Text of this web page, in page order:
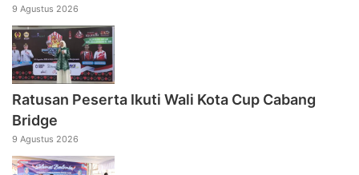
9 Agustus 2026
Ratusan Peserta Ikuti Wali Kota Cup Cabang
Bridge
9 Agustus 2026